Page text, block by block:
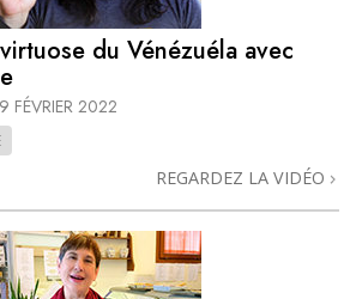
du Vénézuéla avec
9 FÉVRIER 2022
REGARDEZ LA VIDÉO